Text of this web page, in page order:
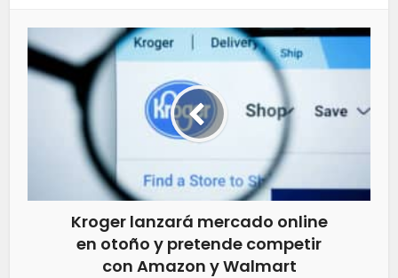
Kroger lanzará mercado online
en otoño y pretende competir
con Amazon y Walmart